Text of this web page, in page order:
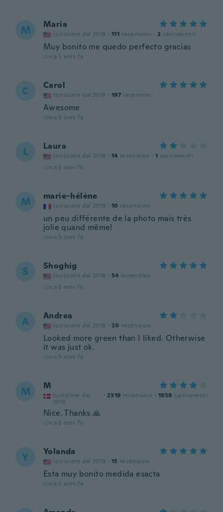
M Maria
Iscrizione dal 2016 · 111 recensioni · 2 caricamenti
Muy bonito me quedo perfecto gracias
circa 5 anni fa
C Carol
Iscrizione dal 2016 · 197 recensioni
Awesome
circa 5 anni fa
L Laura
Iscrizione dal 2018 · 14 recensioni · 1 caricamenti
circa 5 anni fa
M marie-hélène
Iscrizione dal 2019 · 10 recensioni
un peu différente de la photo mais très
jolie quand même!
circa 5 anni fa
S Shoghig
Iscrizione dal 2016 · 54 recensioni
circa 5 anni fa
A Andrea
Iscrizione dal 2018 · 20 recensioni
Looked more green than I liked. Otherwise
it was just ok.
circa 5 anni fa
M M
Iscrizione dal
2018
· 2319 recensioni · 1858 caricamenti
Nice. Thanks 🙏
circa 5 anni fa
Y Yolanda
Iscrizione dal 2019 · 15 recensioni
Esta muy bonito medida esacta
circa 5 anni fa